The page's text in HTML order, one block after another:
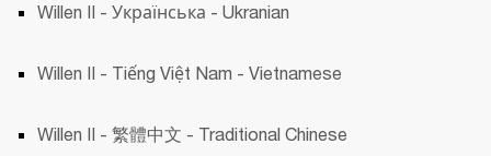
Willen II - Українська - Ukranian
Willen II - Tiếng Việt Nam - Vietnamese
Willen II - 繁體中文 - Traditional Chinese